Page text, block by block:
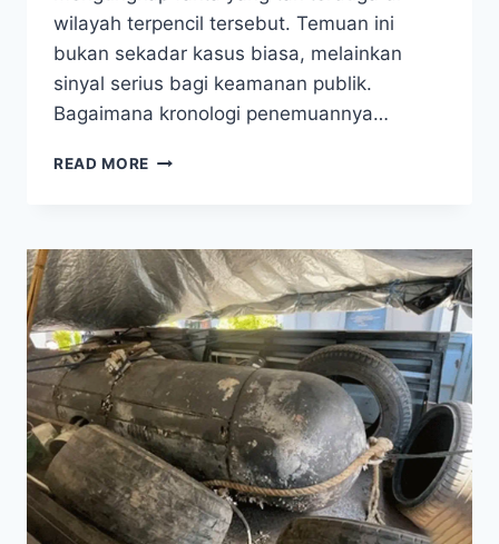
wilayah terpencil tersebut. Temuan ini
bukan sekadar kasus biasa, melainkan
sinyal serius bagi keamanan publik.
Bagaimana kronologi penemuannya…
READ MORE WASPADA!
DI
PAPUA
JADI
ALARM
KEAMANAN
PUBLIK